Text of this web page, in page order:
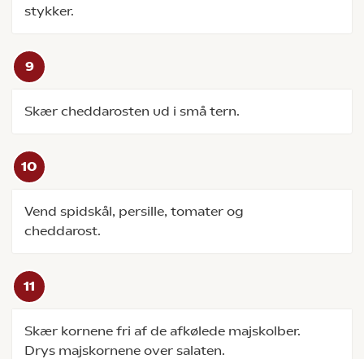
stykker.
Skær cheddarosten ud i små tern.
Vend spidskål, persille, tomater og
cheddarost.
Skær kornene fri af de afkølede majskolber.
Drys majskornene over salaten.